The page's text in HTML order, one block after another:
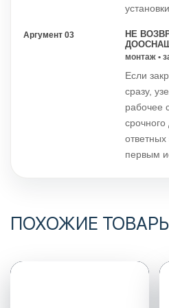
Аргумент 03
НЕ
монтаж •
Если
сразу,
рабочее
первым
ПОХОЖИЕ